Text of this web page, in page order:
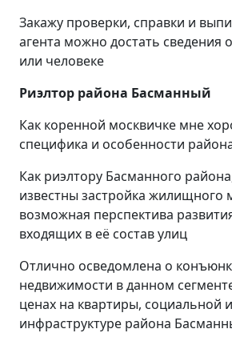
Закажу проверки, справки и
агента можно достать сведения
или человеке
Риэлтор района Басманный
Как коренной москвичке мне
специфика и особенности
Как риэлтору Басманного
известны застройка жилищного
возможная перспектива
входящих в её состав улиц
Отлично осведомлена о
недвижимости в данном
ценах на квартиры, социальной
инфраструктуре района